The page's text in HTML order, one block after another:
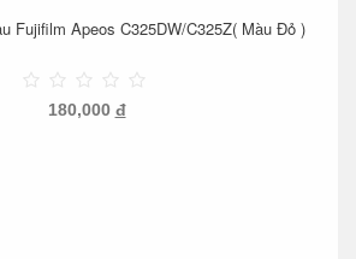
Fujifilm Apeos C325DW/C325Z( Màu Đỏ )
180,000 đ